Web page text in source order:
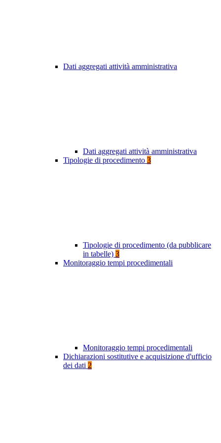
Dati aggregati attività amministrativa
Dati aggregati attività amministrativa
Tipologie di procedimento 3
Tipologie di procedimento (da pubblicare
in tabelle) 3
Monitoraggio tempi procedimentali
Monitoraggio tempi procedimentali
Dichiarazioni sostitutive e acquisizione d'ufficio
dei dati 2